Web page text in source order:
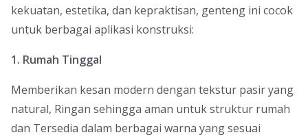
kekuatan, estetika, dan kepraktisan, genteng ini cocok
untuk berbagai aplikasi konstruksi:
1. Rumah Tinggal
Memberikan kesan modern dengan tekstur pasir yang
natural, Ringan sehingga aman untuk struktur rumah
dan Tersedia dalam berbagai warna yang sesuai